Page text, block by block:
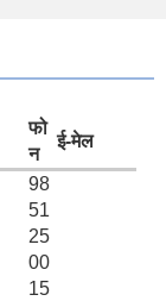
फो
न
ई-मेल
98
51
25
00
15